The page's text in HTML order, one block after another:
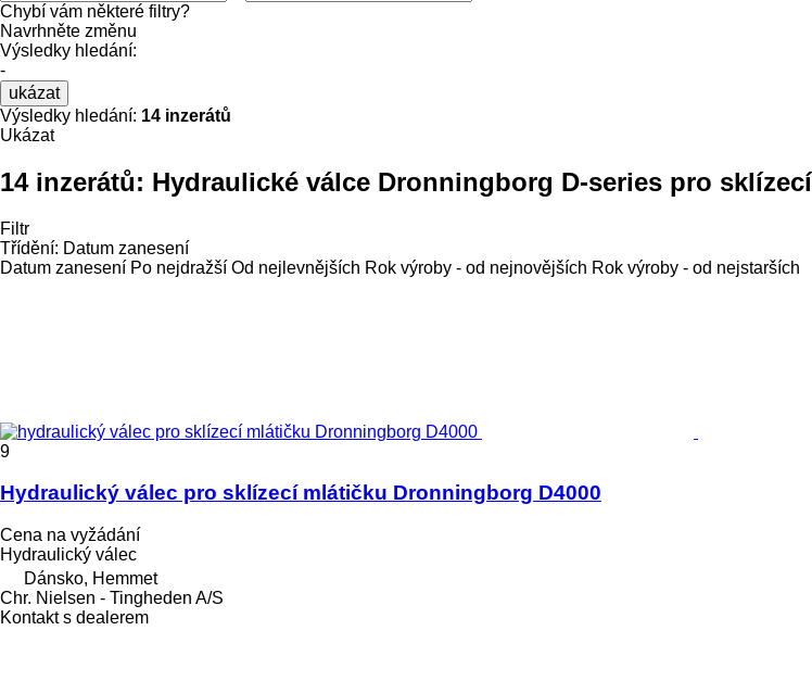
Chybí vám některé filtry?
Navrhněte změnu
Výsledky hledání:
-
ukázat
Výsledky hledání: 14 inzerátů
Ukázat
14 inzerátů: Hydraulické válce Dronningborg D-series pro
Filtr
Třídění: Datum zanesení
Datum zanesení Po nejdražší Od nejlevnějších Rok výroby - od nejnovějších Rok výroby - od nejstarších
9
Hydraulický válec pro sklízecí mlátičku Dronningborg D4000
Cena na vyžádání
Hydraulický válec
Dánsko, Hemmet
Chr. Nielsen - Tingheden A/S
Kontakt s dealerem